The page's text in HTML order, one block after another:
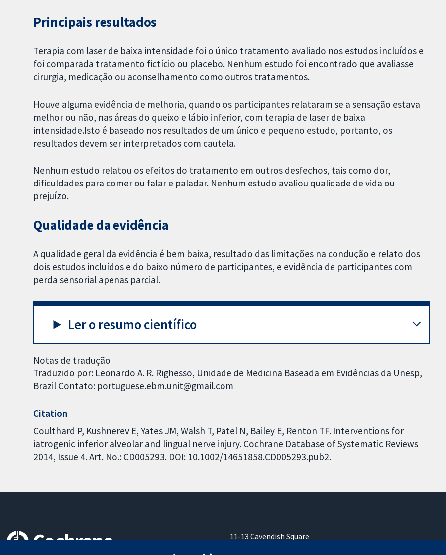
Principais resultados
Terapia com laser de baixa intensidade foi o único tratamento avaliado nos estudos incluídos e
foi comparada tratamento fictício ou placebo. Nenhum estudo foi encontrado que avaliasse
cirurgia, medicação ou aconselhamento como outros tratamentos.
Houve alguma evidência de melhoria, quando os participantes relataram se a sensação estava
melhor ou não, nas áreas do queixo e lábio inferior, com terapia de laser de baixa
intensidade.Isto é baseado nos resultados de um único e pequeno estudo, portanto, os
resultados devem ser interpretados com cautela.
Nenhum estudo relatou os efeitos do tratamento em outros desfechos, tais como dor,
dificuldades para comer ou falar e paladar. Nenhum estudo avaliou qualidade de vida ou
prejuízo.
Qualidade da evidência
A qualidade geral da evidência é bem baixa, resultado das limitações na condução e relato dos
dois estudos incluídos e do baixo número de participantes, e evidência de participantes com
perda sensorial apenas parcial.
Ler o resumo científico
Notas de tradução
Traduzido por: Leonardo A. R. Righesso, Unidade de Medicina Baseada em Evidências da Unesp,
Brazil Contato: portuguese.ebm.unit@gmail.com
Citation
Coulthard P, Kushnerev E, Yates JM, Walsh T, Patel N, Bailey E, Renton TF. Interventions for
iatrogenic inferior alveolar and lingual nerve injury. Cochrane Database of Systematic Reviews
2014, Issue 4. Art. No.: CD005293. DOI: 10.1002/14651858.CD005293.pub2.
11-13 Cavendish Square